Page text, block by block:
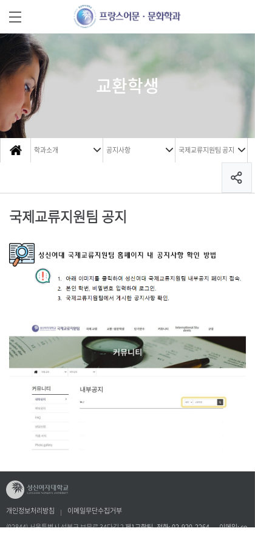
교환학생
학과소개 공지사항 국제교류지원팀 공지
국제교류지원팀 공지
개인정보처리방침
이메일무단수집거부
(02844) 서울특별시 성북구 보문로 34다길 2제1교학팀 전화: 02-920-2264 이메일: co